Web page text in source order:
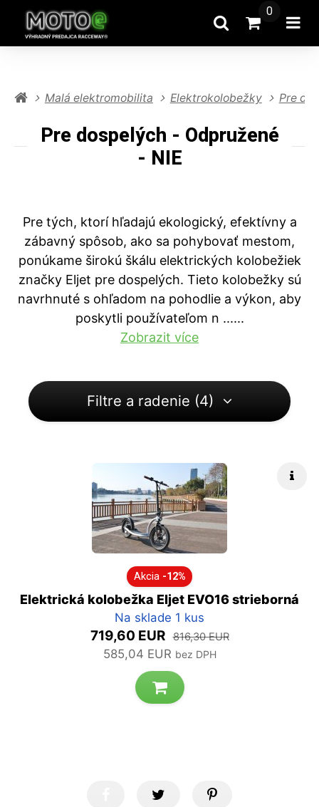
HľadaťPrejsť na
0
Malá elektromobilita Elektrokolobežky Pre
Pre dospelých - Odpružené
- NIE
Pre tých, ktorí hľadajú ekologický, efektívny a
zábavný spôsob, ako sa pohybovať mestom,
ponúkame širokú škálu elektrických kolobežiek
značky Eljet pre dospelých. Tieto kolobežky sú
navrhnuté s ohľadom na pohodlie a výkon, aby
poskytli používateľom n ......
Zobrazit více
Filtre a radenie (4)
Akcia -12%
Elektrická kolobežka Eljet EVO16 strieborná
Na sklade 1 kus
719,60 EUR 816,30 EUR
585,04 EUR bez DPH